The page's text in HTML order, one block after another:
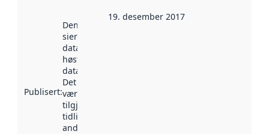
Publisert:
Denne datoen
sier når
datasettet ble
høstet av
data.norge.no.
Det kan ha
vært
tilgjengelig
tidligere
andre steder.
19. desember 2017